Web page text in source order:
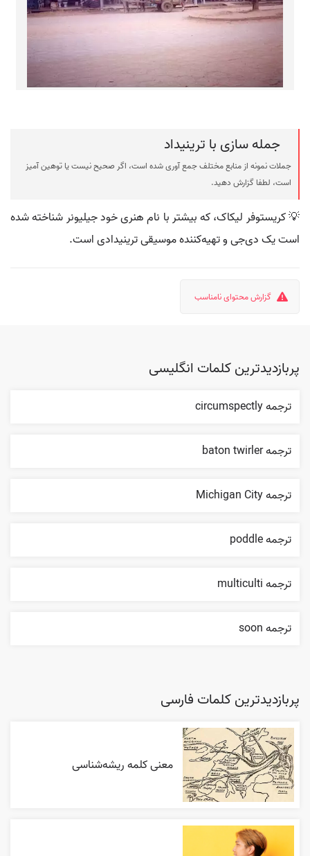
جمله سازی با ترینیداد
جملات نمونه از منابع مختلف جمع آوری شده است، اگر صحیح نیست یا توهین آمیز
است، لطفا گزارش دهید.
💡 کریستوفر لیکاک، که بیشتر با نام هنری خود جیلیونر شناخته شده
است یک دی‌جی و تهیه‌کننده موسیقی ترینیدادی است.
گزارش محتوای نامناسب
پربازدیدترین کلمات انگلیسی
ترجمه circumspectly
ترجمه baton twirler
ترجمه Michigan City
ترجمه poddle
ترجمه multiculti
ترجمه soon
پربازدیدترین کلمات فارسی
معنی کلمه ریشه‌شناسی